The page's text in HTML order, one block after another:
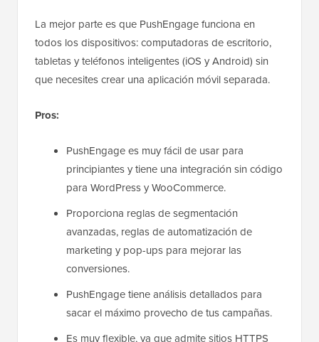
La mejor parte es que PushEngage funciona en
todos los dispositivos: computadoras de escritorio,
tabletas y teléfonos inteligentes (iOS y Android) sin
que necesites crear una aplicación móvil separada.
Pros:
PushEngage es muy fácil de usar para
principiantes y tiene una integración sin código
para WordPress y WooCommerce.
Proporciona reglas de segmentación
avanzadas, reglas de automatización de
marketing y pop-ups para mejorar las
conversiones.
PushEngage tiene análisis detallados para
sacar el máximo provecho de tus campañas.
Es muy flexible, ya que admite sitios HTTPS